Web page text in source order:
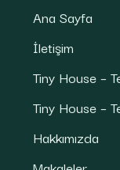
Ana Sayfa
İletişim
Tiny House –
Tiny House –
Hakkımızda